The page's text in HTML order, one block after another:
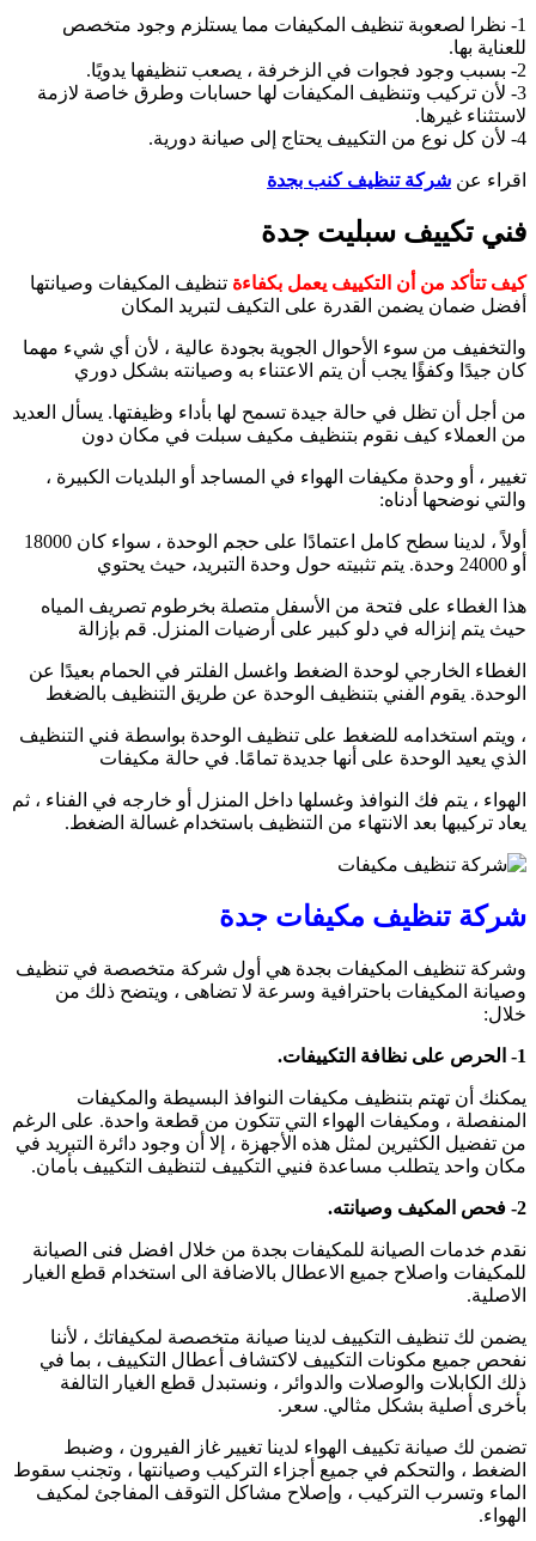
1- نظرا لصعوبة تنظيف المكيفات مما يستلزم وجود متخصص
للعناية بها.
2- بسبب وجود فجوات في الزخرفة ، يصعب تنظيفها يدويًا.
3- لأن تركيب وتنظيف المكيفات لها حسابات وطرق خاصة لازمة
لاستثناء غيرها.
4- لأن كل نوع من التكييف يحتاج إلى صيانة دورية.
اقراء عن شركة تنظيف كنب بجدة
فني تكييف سبليت جدة
كيف تتأكد من أن التكييف يعمل بكفاءة تنظيف المكيفات وصيانتها
أفضل ضمان يضمن القدرة على التكيف لتبريد المكان
والتخفيف من سوء الأحوال الجوية بجودة عالية ، لأن أي شيء مهما
كان جيدًا وكفؤًا يجب أن يتم الاعتناء به وصيانته بشكل دوري
من أجل أن تظل في حالة جيدة تسمح لها بأداء وظيفتها. يسأل العديد
من العملاء كيف نقوم بتنظيف مكيف سبلت في مكان دون
تغيير ، أو وحدة مكيفات الهواء في المساجد أو البلديات الكبيرة ،
والتي نوضحها أدناه:
أولاً ، لدينا سطح كامل اعتمادًا على حجم الوحدة ، سواء كان 18000
أو 24000 وحدة. يتم تثبيته حول وحدة التبريد، حيث يحتوي
هذا الغطاء على فتحة من الأسفل متصلة بخرطوم تصريف المياه
حيث يتم إنزاله في دلو كبير على أرضيات المنزل. قم بإزالة
الغطاء الخارجي لوحدة الضغط واغسل الفلتر في الحمام بعيدًا عن
الوحدة. يقوم الفني بتنظيف الوحدة عن طريق التنظيف بالضغط
، ويتم استخدامه للضغط على تنظيف الوحدة بواسطة فني التنظيف
الذي يعيد الوحدة على أنها جديدة تمامًا. في حالة مكيفات
الهواء ، يتم فك النوافذ وغسلها داخل المنزل أو خارجه في الفناء ، ثم
يعاد تركيبها بعد الانتهاء من التنظيف باستخدام غسالة الضغط.
شركة تنظيف مكيفات جدة
وشركة تنظيف المكيفات بجدة هي أول شركة متخصصة في تنظيف
وصيانة المكيفات باحترافية وسرعة لا تضاهى ، ويتضح ذلك من
خلال:
1- الحرص على نظافة التكييفات.
يمكنك أن تهتم بتنظيف مكيفات النوافذ البسيطة والمكيفات
المنفصلة ، ومكيفات الهواء التي تتكون من قطعة واحدة. على الرغم
من تفضيل الكثيرين لمثل هذه الأجهزة ، إلا أن وجود دائرة التبريد في
مكان واحد يتطلب مساعدة فنيي التكييف لتنظيف التكييف بأمان.
2- فحص المكيف وصيانته.
نقدم خدمات الصيانة للمكيفات بجدة من خلال افضل فنى الصيانة
للمكيفات واصلاح جميع الاعطال بالاضافة الى استخدام قطع الغيار
الاصلية.
يضمن لك تنظيف التكييف لدينا صيانة متخصصة لمكيفاتك ، لأننا
نفحص جميع مكونات التكييف لاكتشاف أعطال التكييف ، بما في
ذلك الكابلات والوصلات والدوائر ، ونستبدل قطع الغيار التالفة
بأخرى أصلية بشكل مثالي. سعر.
تضمن لك صيانة تكييف الهواء لدينا تغيير غاز الفيرون ، وضبط
الضغط ، والتحكم في جميع أجزاء التركيب وصيانتها ، وتجنب سقوط
الماء وتسرب التركيب ، وإصلاح مشاكل التوقف المفاجئ لمكيف
الهواء.